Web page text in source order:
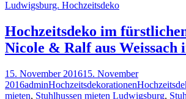
Hochzeitsdeko im
Nicole & Ralf aus Weissach
15. November 201615. November
2016adminHochzeitsdekorationen
mieten, Stuhlhussen mieten Ludwigsburg,